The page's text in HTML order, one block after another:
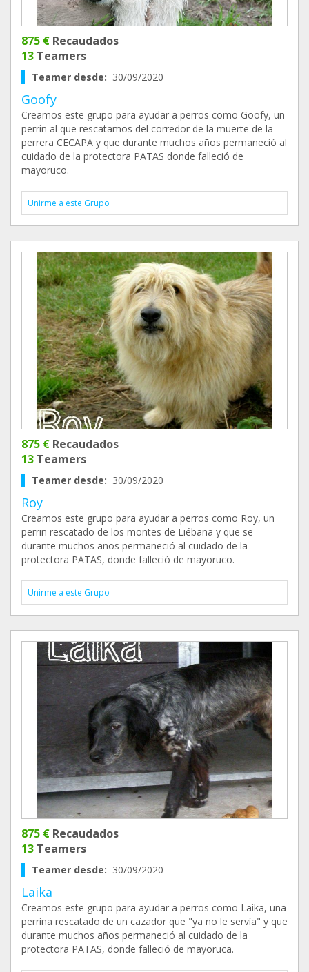
875 € Recaudados
13 Teamers
Teamer desde: 30/09/2020
Goofy
Creamos este grupo para ayudar a perros como Goofy, un
perrin al que rescatamos del corredor de la muerte de la
perrera CECAPA y que durante muchos años permaneció al
cuidado de la protectora PATAS donde falleció de
mayoruco.
Unirme a este Grupo
875 € Recaudados
13 Teamers
Teamer desde: 30/09/2020
Roy
Creamos este grupo para ayudar a perros como Roy, un
perrin rescatado de los montes de Liébana y que se
durante muchos años permaneció al cuidado de la
protectora PATAS, donde falleció de mayoruco.
Unirme a este Grupo
875 € Recaudados
13 Teamers
Teamer desde: 30/09/2020
Laika
Creamos este grupo para ayudar a perros como Laika, una
perrina rescatado de un cazador que "ya no le servía" y que
durante muchos años permaneció al cuidado de la
protectora PATAS, donde falleció de mayoruca.